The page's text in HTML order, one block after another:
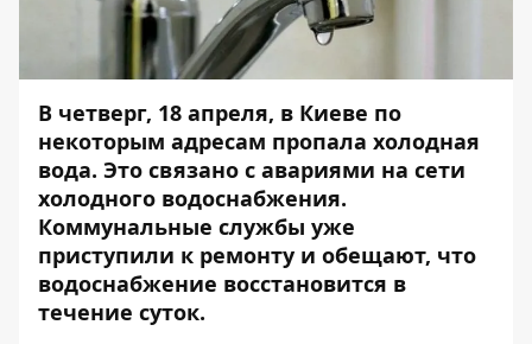
В четверг, 18 апреля, в Киеве по
некоторым адресам пропала холодная
вода. Это связано с авариями на сети
холодного водоснабжения.
Коммунальные службы уже
приступили к ремонту и обещают, что
водоснабжение восстановится в
течение суток.